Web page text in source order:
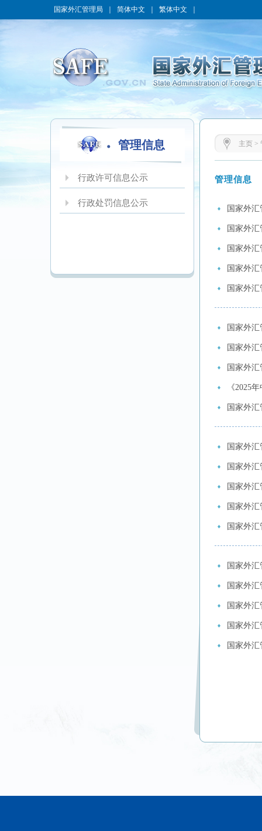
国家外汇管理局 简体中文 繁体中文
管理信息
行政许可信息公示
行政处罚信息公示
主页 >
管理信息
国家外
国家外
国家外
国家外
国家外
国家外
国家外
国家外
《2025
国家外
国家外
国家外
国家外
国家外
国家外
国家外
国家外
国家外
国家外
国家外